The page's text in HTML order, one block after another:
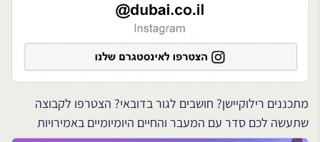
מתכננים רילוקיישן? חושבים לגור בדובאי? הצטרפו לקבוצה
שתעשה לכם סדר עם המעבר והחיים היומיומיים באמירויות